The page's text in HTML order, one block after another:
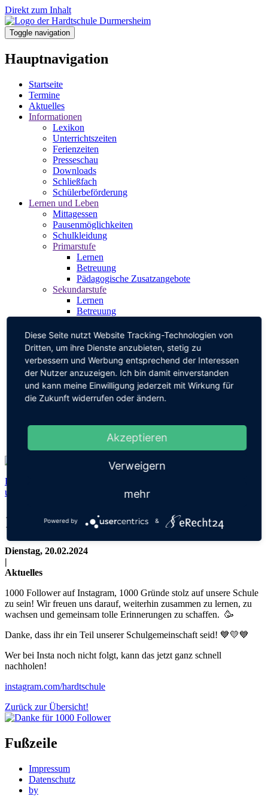
Direkt zum Inhalt
Toggle navigation
Hauptnavigation
Startseite
Termine
Aktuelles
Informationen
Lexikon
Unterrichtszeiten
Ferienzeiten
Presseschau
Downloads
Schließfach
Schülerbeförderung
Lernen und Leben
Mittagessen
Pausenmöglichkeiten
Schulkleidung
Primarstufe
Lernen
Betreuung
Pädagogische Zusatzangebote
Sekundarstufe
Lernen
Betreuung
Coaching
Schulteam
Leitung/Verwaltung
Lernbegleiter:innen
Pädagogische Mitarbeit
Schulsozialarbeit
Berufsberatung
Dank des
und Schüler immer genau wo sie stehen.
1000 Follower
Dienstag, 20.02.2024
|
Aktuelles
1000 Follower auf Instagram, 1000 Gründe stolz auf unsere Schule
zu sein! Wir freuen uns darauf, weiterhin zusammen zu lernen, zu
wachsen und gemeinsam tolle Erinnerungen zu schaffen. 🥳
Danke, dass ihr ein Teil unserer Schulgemeinschaft seid! 💙💛💙
Wer bei Insta noch nicht folgt, kann das jetzt ganz schnell
nachholen!
instagram.com/hardtschule
Zurück zur Übersicht!
Fußzeile
Impressum
Datenschutz
by
Diese Seite nutzt Website Tracking-Technologien von
Dritten, um ihre Dienste anzubieten, stetig zu
verbessern und Werbung entsprechend der Interessen
der Nutzer anzuzeigen. Ich bin damit einverstanden
und kann meine Einwilligung jederzeit mit Wirkung für
die Zukunft widerrufen oder ändern.
Akzeptieren
Verweigern
mehr
Powered by &